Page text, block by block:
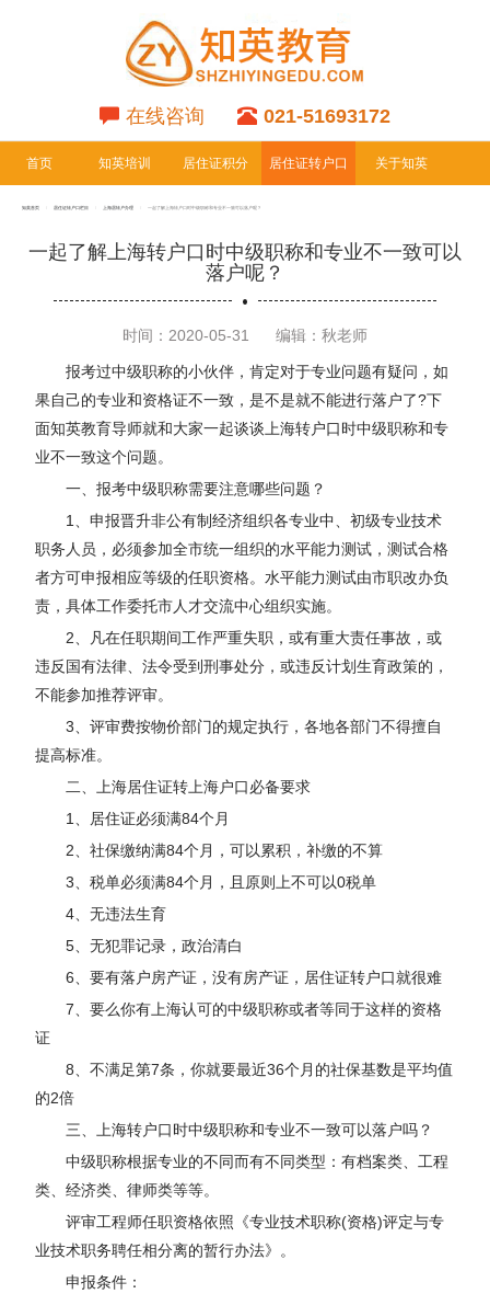
在线咨询 021-51693172
首页 知英培训 居住证积分
专栏
居住证转户口 关于知英
知英首页 居住证转户口栏目 上海居转户办理 一起了解上海转户口时中级职称和专业不一致可以落户呢？
一起了解上海转户口时中级职称和专业不一致可以
落户呢？
时间：2020-05-31 编辑：秋老师
报考过中级职称的小伙伴，肯定对于专业问题有疑问，如
果自己的专业和资格证不一致，是不是就不能进行落户了?下
面知英教育导师就和大家一起谈谈上海转户口时中级职称和专
业不一致这个问题。
一、报考中级职称需要注意哪些问题？
1、申报晋升非公有制经济组织各专业中、初级专业技术
职务人员，必须参加全市统一组织的水平能力测试，测试合格
者方可申报相应等级的任职资格。水平能力测试由市职改办负
责，具体工作委托市人才交流中心组织实施。
2、凡在任职期间工作严重失职，或有重大责任事故，或
违反国有法律、法令受到刑事处分，或违反计划生育政策的，
不能参加推荐评审。
3、评审费按物价部门的规定执行，各地各部门不得擅自
提高标准。
二、上海居住证转上海户口必备要求
1、居住证必须满84个月
2、社保缴纳满84个月，可以累积，补缴的不算
3、税单必须满84个月，且原则上不可以0税单
4、无违法生育
5、无犯罪记录，政治清白
6、要有落户房产证，没有房产证，居住证转户口就很难
7、要么你有上海认可的中级职称或者等同于这样的资格
证
8、不满足第7条，你就要最近36个月的社保基数是平均值
的2倍
三、上海转户口时中级职称和专业不一致可以落户吗？
中级职称根据专业的不同而有不同类型：有档案类、工程
类、经济类、律师类等等。
评审工程师任职资格依照《专业技术职称(资格)评定与专
业技术职务聘任相分离的暂行办法》。
申报条件：